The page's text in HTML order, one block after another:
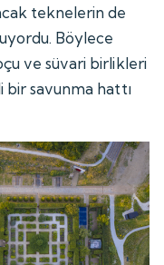
teknelerin de
Böylece
ve süvari birlikleri
bir savunma hattı